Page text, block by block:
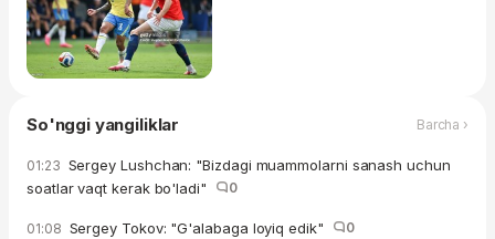
So'nggi yangiliklar Barcha ›
01:23 Sergey Lushchan: "Bizdagi muammolarni sanash uchun
soatlar vaqt kerak bo'ladi"
0
01:08 Sergey Tokov: "G'alabaga loyiq edik" 0